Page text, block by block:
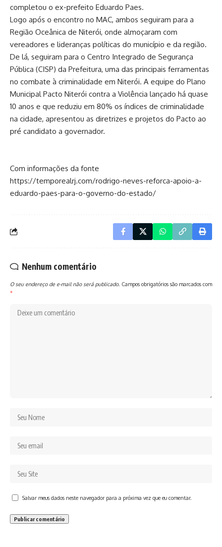
completou o ex-prefeito Eduardo Paes.
Logo após o encontro no MAC, ambos seguiram para a
Região Oceânica de Niterói, onde almoçaram com
vereadores e lideranças políticas do município e da região.
De lá, seguiram para o Centro Integrado de Segurança
Pública (CISP) da Prefeitura, uma das principais ferramentas
no combate à criminalidade em Niterói. A equipe do Plano
Municipal Pacto Niterói contra a Violência lançado há quase
10 anos e que reduziu em 80% os índices de criminalidade
na cidade, apresentou as diretrizes e projetos do Pacto ao
pré candidato a governador.
Com informações da fonte
https://temporealrj.com/rodrigo-neves-reforca-apoio-a-
eduardo-paes-para-o-governo-do-estado/
Nenhum comentário
O seu endereço de e-mail não será publicado. Campos obrigatórios são marcados com
*
Salvar meus dados neste navegador para a próxima vez que eu comentar.